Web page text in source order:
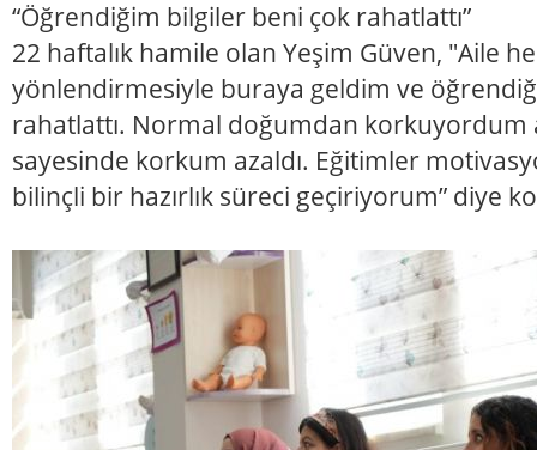
“Öğrendiğim bilgiler beni çok rahatlattı”
22 haftalık hamile olan Yeşim Güven, "Aile
yönlendirmesiyle buraya geldim ve
rahatlattı. Normal doğumdan korkuyordum
sayesinde korkum azaldı. Eğitimler
bilinçli bir hazırlık süreci geçiriyorum” diye